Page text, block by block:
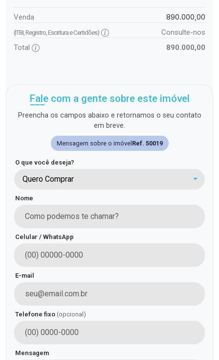
Venda 890.000,00
(ITBI, Registro, Escritura e Certidões)
Consulte-nos
Total
890.000,00
Fale com a gente sobre este imóvel
Preencha os campos abaixo e retornamos o seu contato
em breve.
Mensagem sobre o imóvel Ref. 50019
O que você deseja?
Quero Comprar
Nome
Celular / WhatsApp
E-mail
Telefone fixo (opcional)
Mensagem